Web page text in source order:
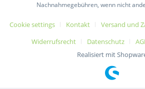
Nachnahmegebühren, wenn nicht
Cookie settings Kontakt
Versand und
Widerrufsrecht
Datenschutz
Realisiert mit